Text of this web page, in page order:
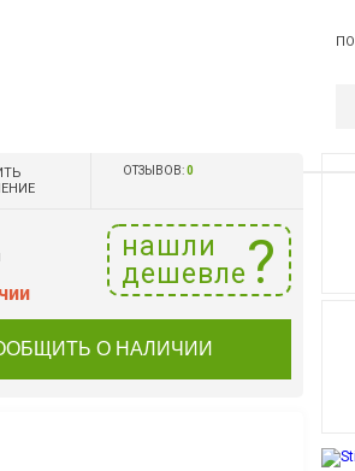
ОТЗЫВОВ:0
нашли
дешевле
О НАЛИЧИИ